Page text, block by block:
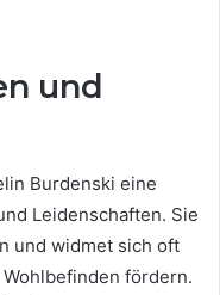
und
Burdenski eine
Leidenschaften. Sie
und widmet sich oft
fördern.